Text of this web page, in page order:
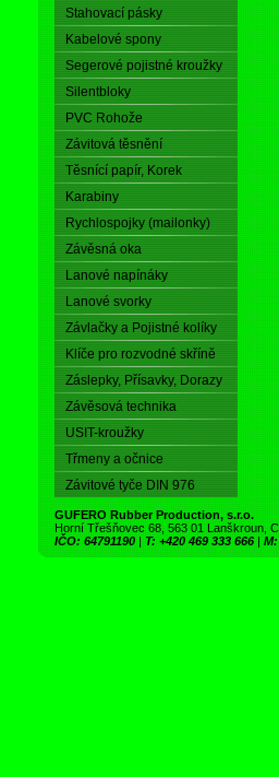
Stahovací pásky
Kabelové spony
Segerové pojistné kroužky
Silentbloky
PVC Rohože
Závitová těsnění
Těsnící papír, Korek
Karabiny
Rychlospojky (mailonky)
Závěsná oka
Lanové napínáky
Lanové svorky
Závlačky a Pojistné kolíky
Klíče pro rozvodné skříně
Záslepky, Přísavky, Dorazy
Závěsová technika
USIT-kroužky
Třmeny a očnice
Závitové tyče DIN 976
GUFERO Rubber Production, s.r.o.
Horní Třešňovec 68, 563 01 Lanškroun,
IČO: 64791190 | T: +420 469 333 666 | M: